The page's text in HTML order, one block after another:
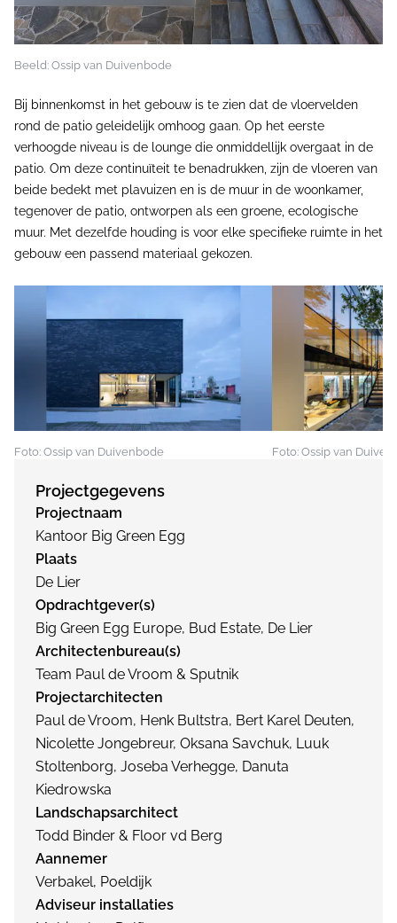
Beeld: Ossip van Duivenbode
Bij binnenkomst in het gebouw is te zien dat de vloervelden
rond de patio geleidelijk omhoog gaan. Op het eerste
verhoogde niveau is de lounge die onmiddellijk overgaat in de
patio. Om deze continuïteit te benadrukken, zijn de vloeren van
beide bedekt met plavuizen en is de muur in de woonkamer,
tegenover de patio, ontworpen als een groene, ecologische
muur. Met dezelfde houding is voor elke specifieke ruimte in het
gebouw een passend materiaal gekozen.
Foto: Ossip van Duivenbode Foto: Ossip van
Projectgegevens
Projectnaam
Kantoor Big Green Egg
Plaats
De Lier
Opdrachtgever(s)
Big Green Egg Europe, Bud Estate, De Lier
Architectenbureau(s)
Team Paul de Vroom & Sputnik
Projectarchitecten
Paul de Vroom, Henk Bultstra, Bert Karel Deuten,
Nicolette Jongebreur, Oksana Savchuk, Luuk
Stoltenborg, Joseba Verhegge, Danuta
Kiedrowska
Landschapsarchitect
Todd Binder & Floor vd Berg
Aannemer
Verbakel, Poeldijk
Adviseur installaties